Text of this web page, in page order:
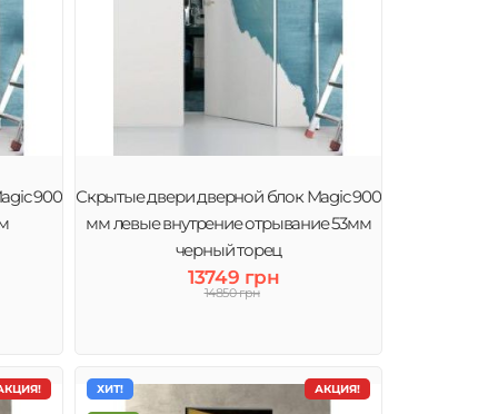
900
Скрытые двери дверной блок Magic 900
мм левые внутрение отрывание 53мм
черный торец
13749 грн
14850 грн
АКЦИЯ!
ХИТ!